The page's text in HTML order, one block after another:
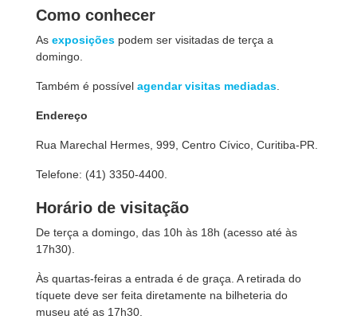
Como conhecer
As exposições podem ser visitadas de terça a
domingo.
Também é possível agendar visitas mediadas
Endereço
Rua Marechal Hermes, 999, Centro Cívico, Curitiba-PR.
Telefone: (41) 3350-4400.
Horário de visitação
De terça a domingo, das 10h às 18h (acesso até às
17h30).
Às quartas-feiras a entrada é de graça. A retirada do
tíquete deve ser feita diretamente na bilheteria do
museu até as 17h30.